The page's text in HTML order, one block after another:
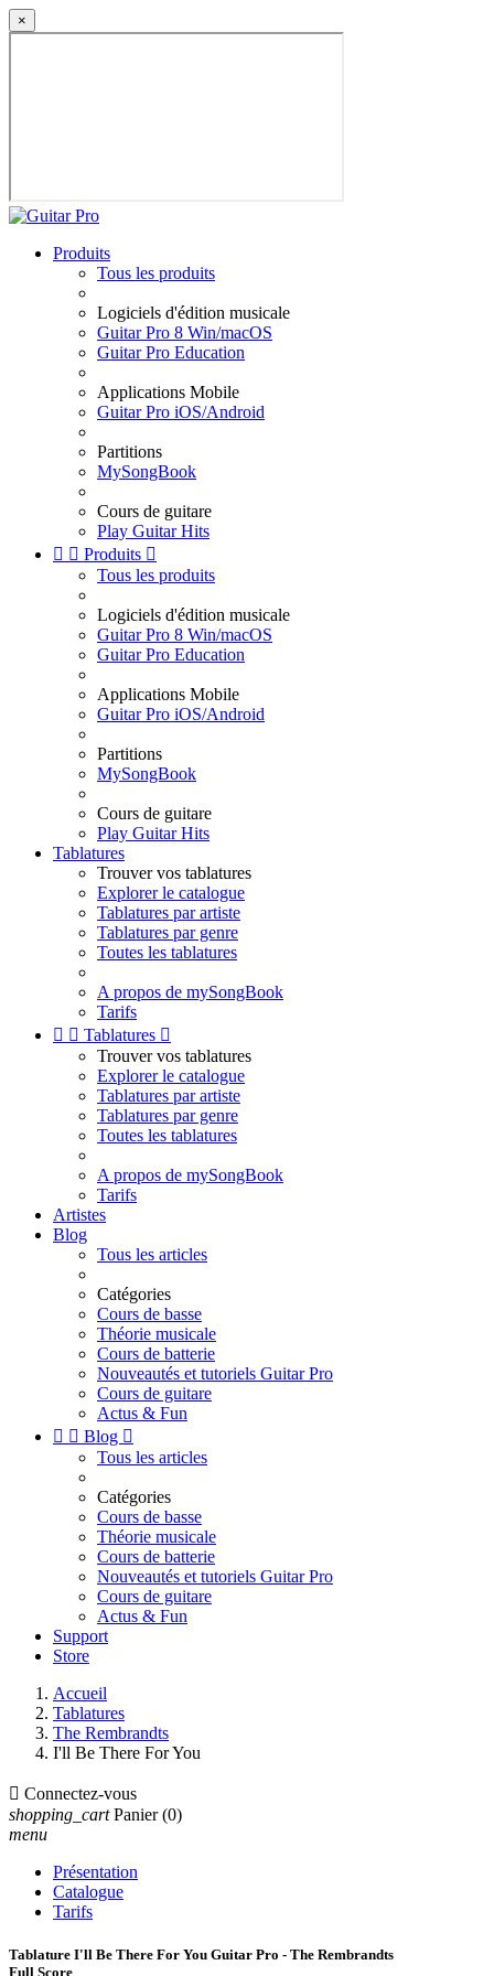
×
Produits
Tous les produits
Logiciels d'édition musicale
Guitar Pro 8 Win/macOS
Guitar Pro Education
Applications Mobile
Guitar Pro iOS/Android
Partitions
MySongBook
Cours de guitare
Play Guitar Hits
  Produits 
Tous les produits
Logiciels d'édition musicale
Guitar Pro 8 Win/macOS
Guitar Pro Education
Applications Mobile
Guitar Pro iOS/Android
Partitions
MySongBook
Cours de guitare
Play Guitar Hits
Tablatures
Trouver vos tablatures
Explorer le catalogue
Tablatures par artiste
Tablatures par genre
Toutes les tablatures
A propos de mySongBook
Tarifs
  Tablatures 
Trouver vos tablatures
Explorer le catalogue
Tablatures par artiste
Tablatures par genre
Toutes les tablatures
A propos de mySongBook
Tarifs
Artistes
Blog
Tous les articles
Catégories
Cours de basse
Théorie musicale
Cours de batterie
Nouveautés et tutoriels Guitar Pro
Cours de guitare
Actus & Fun
  Blog 
Tous les articles
Catégories
Cours de basse
Théorie musicale
Cours de batterie
Nouveautés et tutoriels Guitar Pro
Cours de guitare
Actus & Fun
Support
Store
Accueil
Tablatures
The Rembrandts
I'll Be There For You
 Connectez-vous
shopping_cart Panier (0)
menu
Présentation
Catalogue
Tarifs
Tablature I'll Be There For You Guitar Pro - The Rembrandts
Full Score